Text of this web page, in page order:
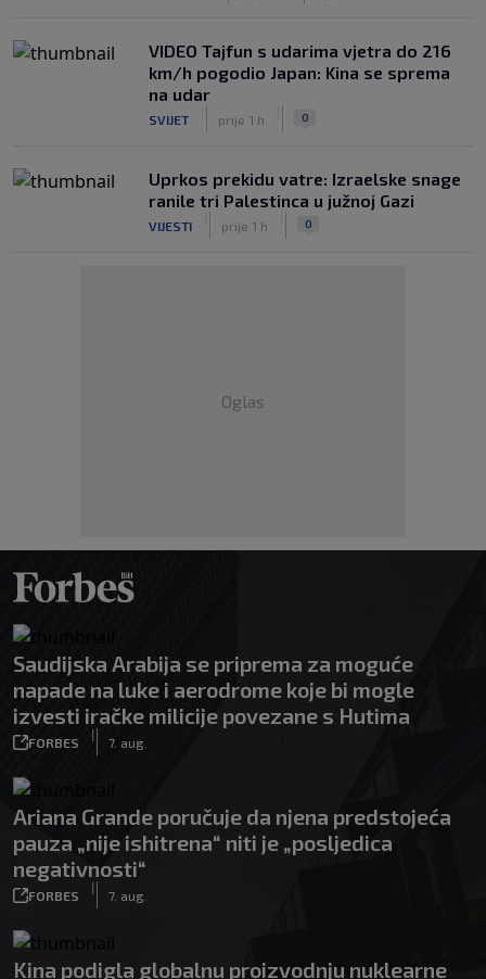
VIDEO Tajfun s udarima vjetra do 216
km/h pogodio Japan: Kina se sprema
na udar
SVIJET prije 1 h 0
Uprkos prekidu vatre: Izraelske snage
ranile tri Palestinca u južnoj Gazi
VIJESTI prije 1 h 0
Oglas
Saudijska Arabija se priprema za moguće
napade na luke i aerodrome koje bi mogle
izvesti iračke milicije povezane s Hutima
FORBES
|
7. aug.
Ariana Grande poručuje da njena predstojeća
pauza „nije ishitrena“ niti je „posljedica
negativnosti“
FORBES
|
7. aug.
Kina podigla globalnu proizvodnju nuklearne